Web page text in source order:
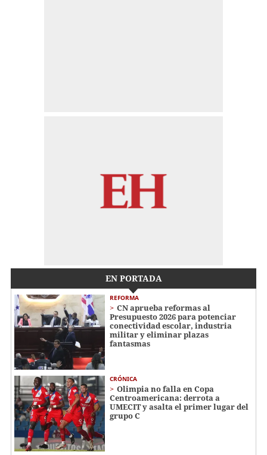
EN PORTADA
REFORMA
CN aprueba reformas al
Presupuesto 2026 para potenciar
conectividad escolar, industria
militar y eliminar plazas
fantasmas
CRÓNICA
Olimpia no falla en Copa
Centroamericana: derrota a
UMECIT y asalta el primer lugar del
grupo C